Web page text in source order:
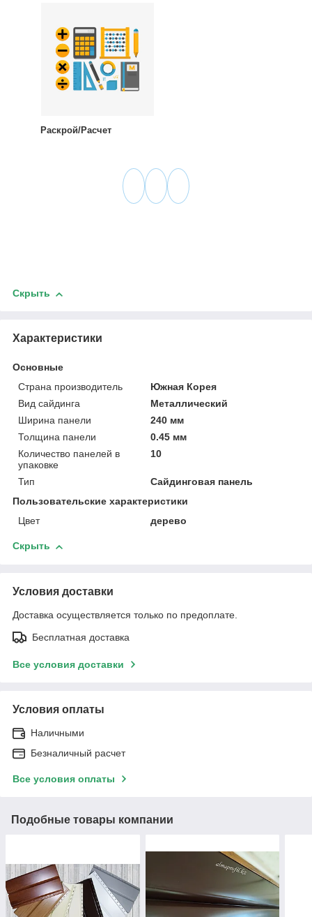
Раскрой/Расчет
Скрыть
Характеристики
Основные
Страна производитель
Южная Корея
Вид сайдинга
Металлический
Ширина панели
240 мм
Толщина панели
0.45 мм
Количество панелей в
упаковке
10
Тип
Сайдинговая панель
Пользовательские характеристики
Цвет
дерево
Скрыть
Условия доставки
Доставка осуществляется только по предоплате.
Бесплатная доставка
Все условия доставки
Условия оплаты
Наличными
Безналичный расчет
Все условия оплаты
Подобные товары компании